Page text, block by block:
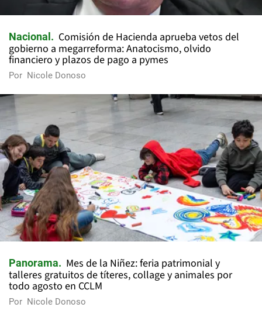
Nacional
Comisión de Hacienda aprueba vetos del
gobierno a megarreforma: Anatocismo, olvido
financiero y plazos de pago a pymes
Por Nicole Donoso
Panorama
Mes de la Niñez: feria patrimonial y
talleres gratuitos de títeres, collage y animales por
todo agosto en CCLM
Por Nicole Donoso